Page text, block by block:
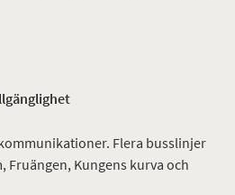
Flera busslinjer
Fruängen, Kungens kurva och